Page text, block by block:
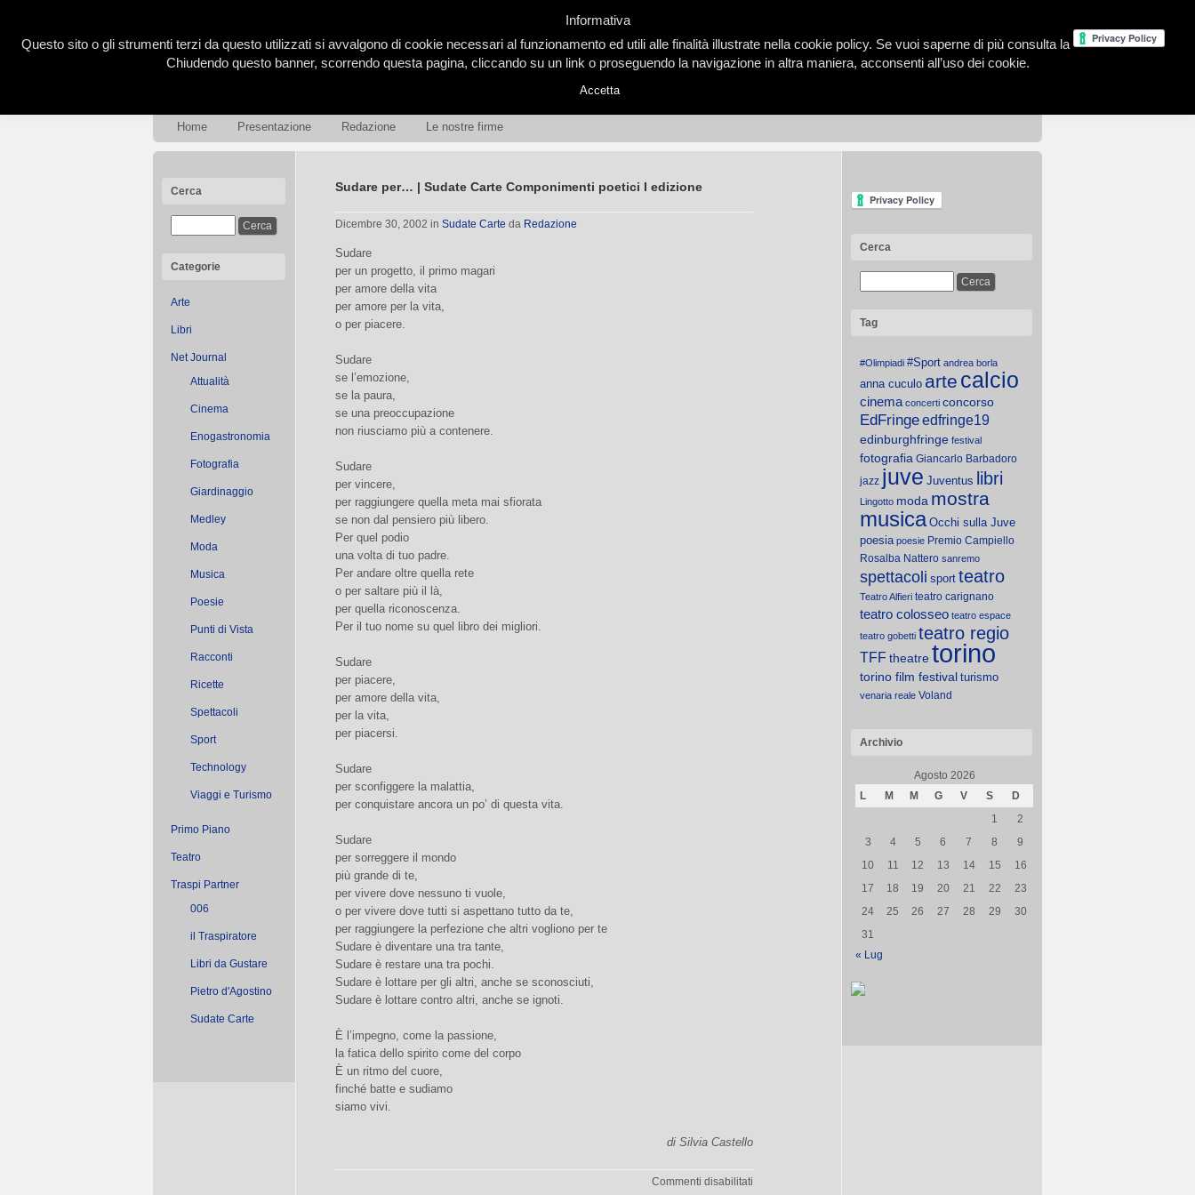
Home Presentazione Redazione Le nostre firme
Cerca
Categorie
Arte
Libri
Net Journal
Attualità
Cinema
Enogastronomia
Fotografia
Giardinaggio
Medley
Moda
Musica
Poesie
Punti di Vista
Racconti
Ricette
Spettacoli
Sport
Technology
Viaggi e Turismo
Primo Piano
Teatro
Traspi Partner
006
il Traspiratore
Libri da Gustare
Pietro d'Agostino
Sudate Carte
Sudare per… | Sudate Carte Componimenti poetici I edizione
Dicembre 30, 2002 in Sudate Carte da Redazione
Sudare
per un progetto, il primo magari
per amore della vita
per amore per la vita,
o per piacere.
Sudare
se l’emozione,
se la paura,
se una preoccupazione
non riusciamo più a contenere.
Sudare
per vincere,
per raggiungere quella meta mai sfiorata
se non dal pensiero più libero.
Per quel podio
una volta di tuo padre.
Per andare oltre quella rete
o per saltare più il là,
per quella riconoscenza.
Per il tuo nome su quel libro dei migliori.
Sudare
per piacere,
per amore della vita,
per la vita,
per piacersi.
Sudare
per sconfiggere la malattia,
per conquistare ancora un po’ di questa vita.
Sudare
per sorreggere il mondo
più grande di te,
per vivere dove nessuno ti vuole,
o per vivere dove tutti si aspettano tutto da te,
per raggiungere la perfezione che altri vogliono per te
Sudare è diventare una tra tante,
Sudare è restare una tra pochi.
Sudare è lottare per gli altri, anche se sconosciuti,
Sudare è lottare contro altri, anche se ignoti.
È l’impegno, come la passione,
la fatica dello spirito come del corpo
È un ritmo del cuore,
finché batte e sudiamo
siamo vivi.
di Silvia Castello
Commenti disabilitati
Cerca
Tag
#Olimpiadi #Sport andrea borla
anna cuculo arte calcio
cinema concerti concorso
EdFringeedfringe19
edinburghfringe festival
fotografia Giancarlo Barbadoro
jazz juve Juventus libri
Lingotto moda mostra
musica Occhi sulla Juve
poesia poesie Premio Campiello
Rosalba Nattero sanremo
spettacoli sport teatro
Teatro Alfieri teatro carignano
teatro colosseo teatro espace
teatro gobetti teatro regio
TFFtheatretorino
torino film festival turismo
venaria reale Voland
Archivio
Agosto 2026
L
M M G V S
D
1
2
3
4 5 6 7 8
9
10
11 12 13 14 15
16
17
18 19 20 21 22
23
24
25 26 27 28 29
30
31
« Lug
Informativa
Questo sito o gli strumenti terzi da questo utilizzati si avvalgono di cookie necessari al funzionamento ed utili alle finalità illustrate nella cookie policy. Se vuoi saperne di più consulta la
Chiudendo questo banner, scorrendo questa pagina, cliccando su un link o proseguendo la navigazione in altra maniera, acconsenti all’uso dei cookie.
Accetta